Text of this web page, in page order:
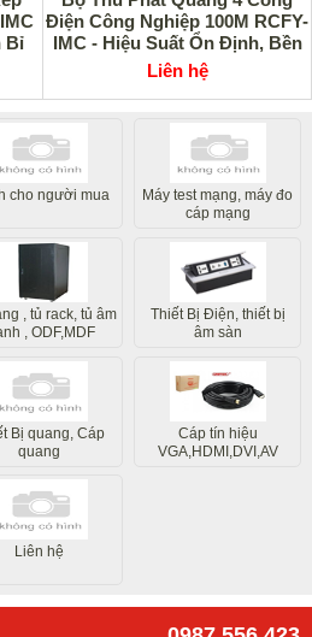
Bỉ
Điện Công Nghiệp 100M RCFY-
IMC - Hiệu Suất Ổn Định, Bền
Bỉ
Liên hệ
cho người mua
Máy test mạng, máy đo
cáp mạng
, tủ rack, tủ âm
, ODF,MDF
Thiết Bị Điện, thiết bị
âm sàn
Bị quang, Cáp
quang
Cáp tín hiệu
VGA,HDMI,DVI,AV
Liên hệ